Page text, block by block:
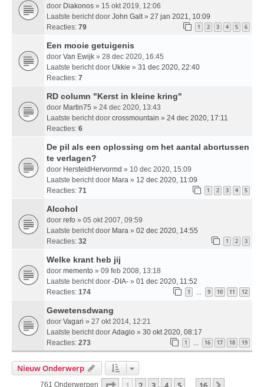
door Diakonos » 15 okt 2019, 12:06
Laatste bericht door John Galt » 27 jan 2021, 10:09
Reacties: 79 1 2 3 4 5 6
Een mooie getuigenis
door Van Ewijk » 28 dec 2020, 16:45
Laatste bericht door Ukkie » 31 dec 2020, 22:40
Reacties: 7
RD column "Kerst in kleine kring"
door Martin75 » 24 dec 2020, 13:43
Laatste bericht door crossmountain » 24 dec 2020, 17:11
Reacties: 6
De pil als een oplossing om het aantal abortussen
te verlagen?
door HersteldHervormd » 10 dec 2020, 15:09
Laatste bericht door Mara » 12 dec 2020, 11:09
Reacties: 71 1 2 3 4 5
Alcohol
door refo » 05 okt 2007, 09:59
Laatste bericht door Mara » 02 dec 2020, 14:55
Reacties: 32 1 2 3
Welke krant heb jij
door memento » 09 feb 2008, 13:18
Laatste bericht door -DIA- » 01 dec 2020, 11:52
Reacties: 174 1 … 9 10 11 12
Gewetensdwang
door Vagari » 27 okt 2014, 12:21
Laatste bericht door Adagio » 30 okt 2020, 08:17
Reacties: 273 1 … 16 17 18 19
Nieuw Onderwerp
761 Onderwerpen Pagina Van16